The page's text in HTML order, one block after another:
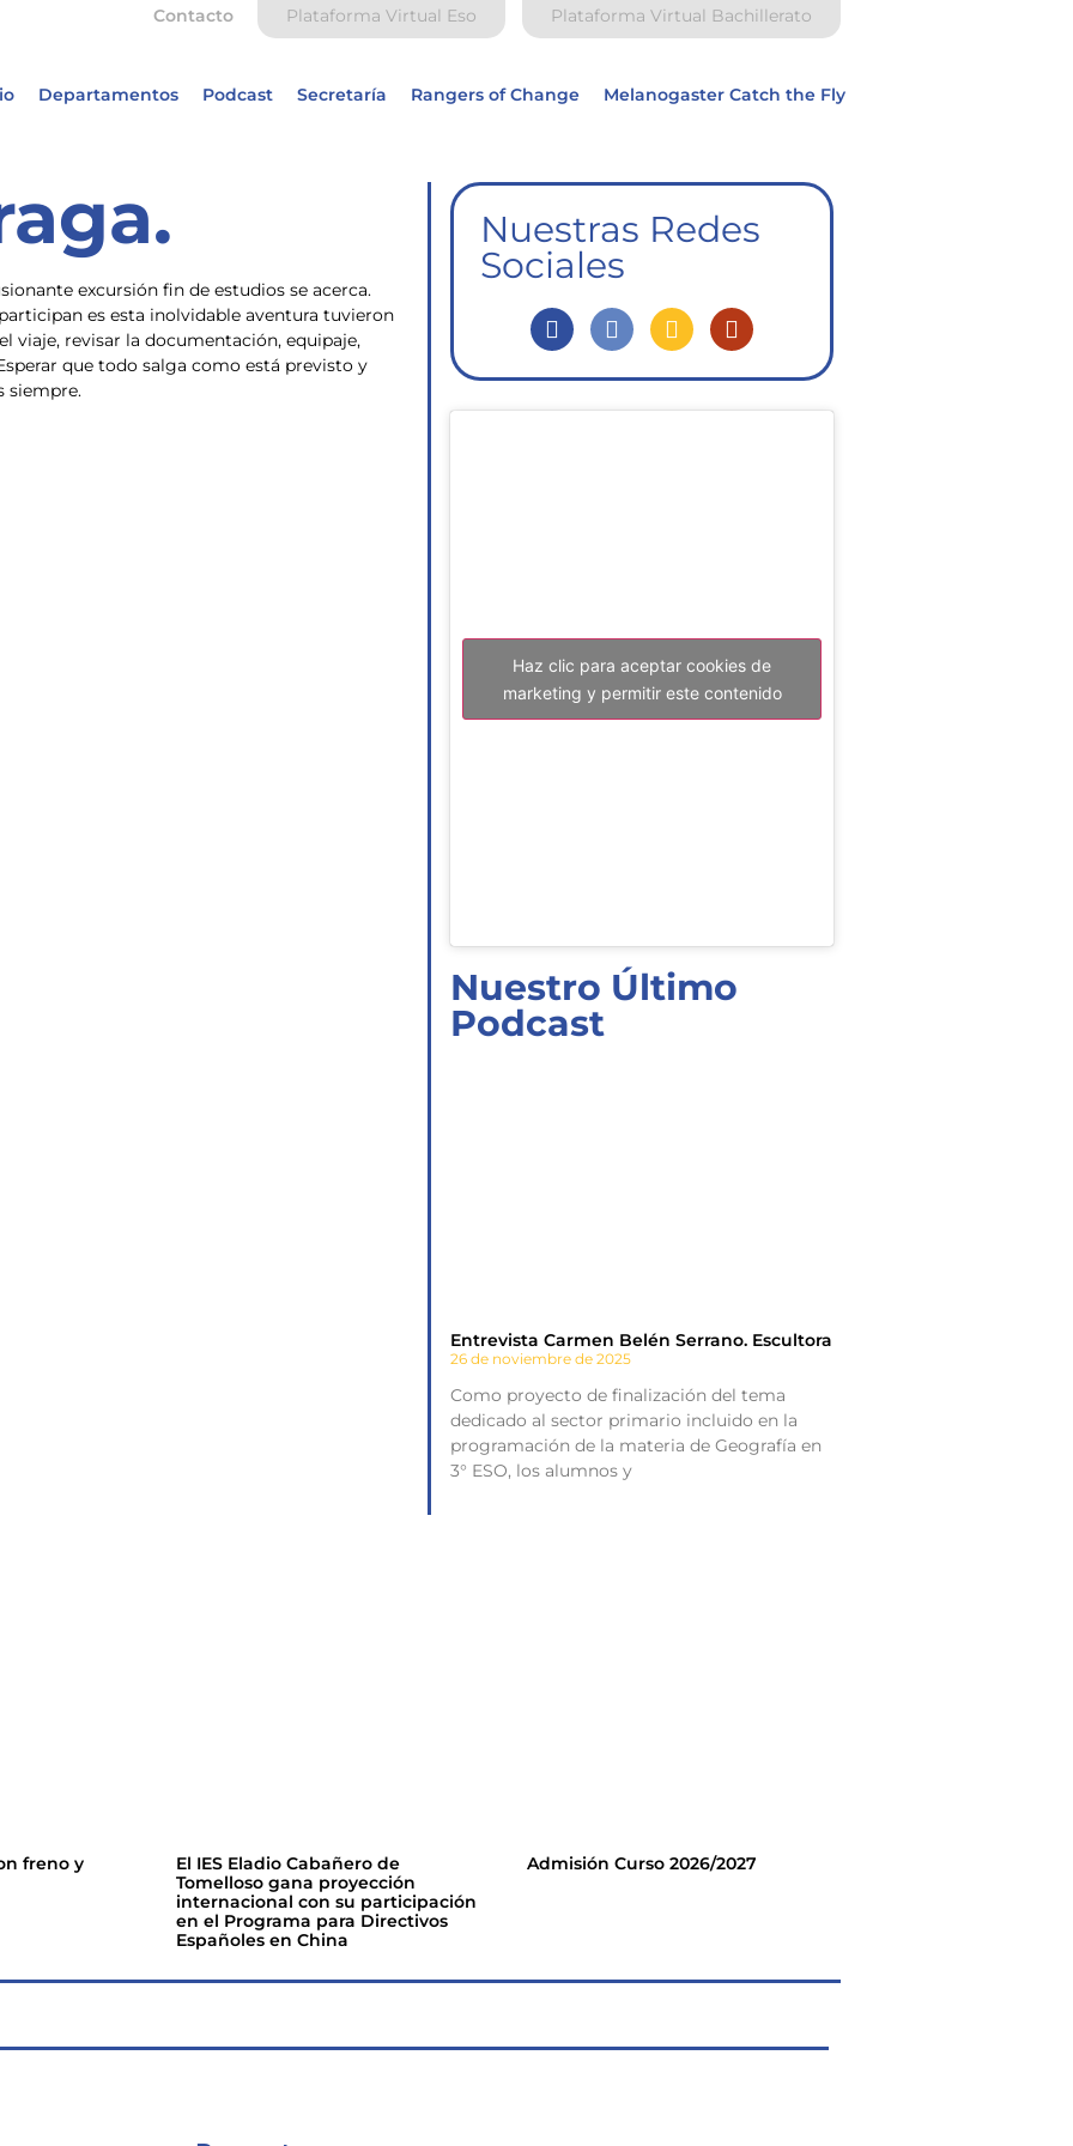
Contacto Plataforma Virtual Eso Plataforma Virtual Bachillerato
Departamentos Podcast Secretaría Rangers of Change Melanogaster Catch the Fly
excursión fin de estudios se acerca.
es esta inolvidable aventura tuvieron
viaje, revisar la documentación, equipaje,
que todo salga como está previsto y
siempre.
Nuestras Redes
Sociales
Haz clic para aceptar cookies de
marketing y permitir este contenido
Nuestro Último
Podcast
Entrevista Carmen Belén Serrano. Escultora
26 de noviembre de 2025
Como proyecto de finalización del tema
dedicado al sector primario incluido en la
programación de la materia de Geografía en
3° ESO, los alumnos y
freno y
El IES Eladio Cabañero de
Tomelloso gana proyección
internacional con su participación
en el Programa para Directivos
Españoles en China
Admisión Curso 2026/2027